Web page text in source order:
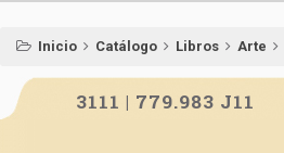
Inicio Catálogo Libros Arte
3111 | 779.983 J11